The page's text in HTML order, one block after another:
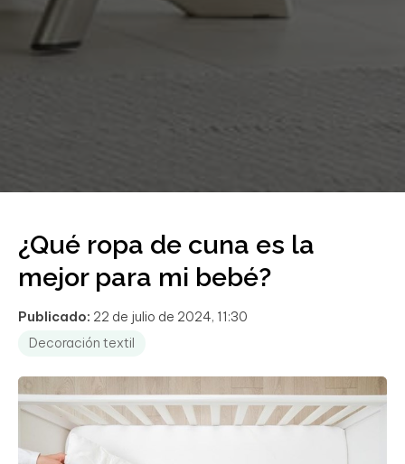
¿Qué ropa de cuna es la
mejor para mi bebé?
Publicado: 22 de julio de 2024, 11:30
Decoración textil